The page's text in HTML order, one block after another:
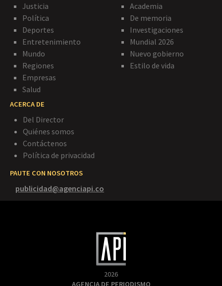
Justicia
Política
Deportes
Entretenimiento
Mundo
Regiones
Empresas
Salud
Academia
De memoria
Investigaciones
Mundial 2026
Nuevo gobierno
Estilo de vida
ACERCA DE
Del Director
Quiénes somos
Contáctenos
Política de privacidad
PAUTE CON NOSOTROS
publicidad@agenciapi.co
2026
AGENCIA DE PERIODISMO